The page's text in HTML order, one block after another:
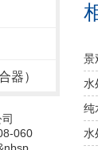
器）
060
景
水
纯
水